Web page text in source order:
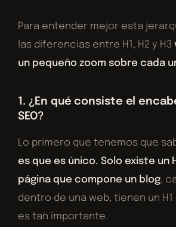
Para entender mejor esta
las diferencias entre H1, H2 y H3
un pequeño zoom sobre cada
1. ¿En qué consiste el
SEO?
Lo primero que tenemos que
es que es único. Solo existe un
página que compone un blog,
dentro de una web, tienen un
es tan importante.